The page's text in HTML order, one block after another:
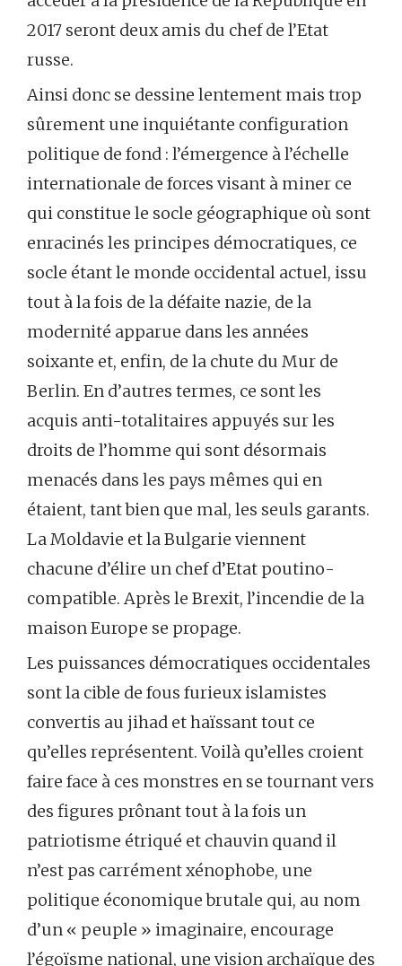
2017 seront deux amis du chef de l’Etat
russe.
Ainsi donc se dessine lentement mais trop
sûrement une inquiétante configuration
politique de fond : l’émergence à l’échelle
internationale de forces visant à miner ce
qui constitue le socle géographique où sont
enracinés les principes démocratiques, ce
socle étant le monde occidental actuel, issu
tout à la fois de la défaite nazie, de la
modernité apparue dans les années
soixante et, enfin, de la chute du Mur de
Berlin. En d’autres termes, ce sont les
acquis anti-totalitaires appuyés sur les
droits de l’homme qui sont désormais
menacés dans les pays mêmes qui en
étaient, tant bien que mal, les seuls garants.
La Moldavie et la Bulgarie viennent
chacune d’élire un chef d’Etat poutino-
compatible. Après le Brexit, l’incendie de la
maison Europe se propage.
Les puissances démocratiques occidentales
sont la cible de fous furieux islamistes
convertis au jihad et haïssant tout ce
qu’elles représentent. Voilà qu’elles croient
faire face à ces monstres en se tournant vers
des figures prônant tout à la fois un
patriotisme étriqué et chauvin quand il
n’est pas carrément xénophobe, une
politique économique brutale qui, au nom
d’un « peuple » imaginaire, encourage
l’égoïsme national, une vision archaïque des